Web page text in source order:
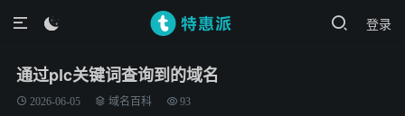
登录

通过plc关键词查询到的域名
2026-06-05 域名百科 93